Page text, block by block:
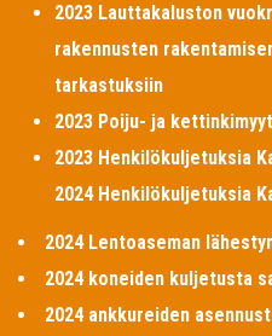
2023 Lauttakaluston
rakennusten
tarkastuksiin
2023 Poiju- ja
2023 Henkilökuljetuksia
2024 Henkilökuljetuksia
2024 Lentoaseman
2024 koneiden kuljetusta
2024 ankkureiden